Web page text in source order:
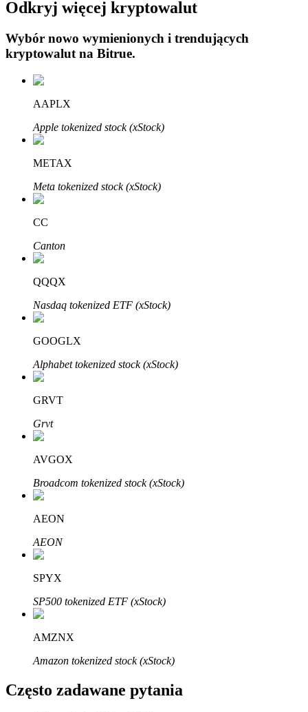
Automatyczna inwestycja
Zdobądź długoterminowy zysk i elastyczne zainteresowania
Naucz się stakingu
Dowiedz się, jak uzyskać dochód pasywny
Bitrue
AI
Bitruści Partnerzy
Odkryj więcej kryptowalut
Wybór nowo wymienionych i trendujących
kryptowalut na Bitrue.
AAPLX
Apple tokenized stock (xStock)
METAX
Meta tokenized stock (xStock)
CC
Canton
QQQX
Nasdaq tokenized ETF (xStock)
GOOGLX
Alphabet tokenized stock (xStock)
GRVT
Grvt
AVGOX
Broadcom tokenized stock (xStock)
AEON
AEON
SPYX
SP500 tokenized ETF (xStock)
AMZNX
Amazon tokenized stock (xStock)
Często zadawane pytania